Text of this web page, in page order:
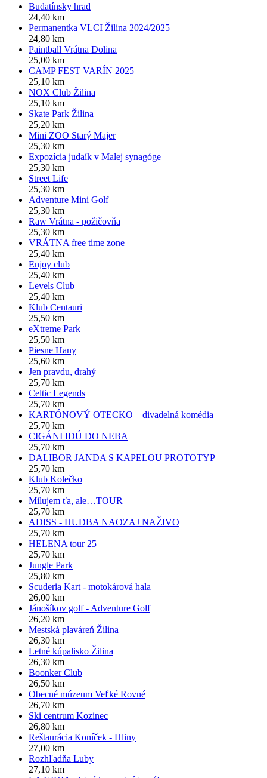
Budatínsky hrad
24,40 km
Permanentka VLCI Žilina 2024/2025
24,80 km
Paintball Vrátna Dolina
25,00 km
CAMP FEST VARÍN 2025
25,10 km
NOX Club Žilina
25,10 km
Skate Park Žilina
25,20 km
Mini ZOO Starý Majer
25,30 km
Expozícia judaík v Malej synagóge
25,30 km
Street Life
25,30 km
Adventure Mini Golf
25,30 km
Raw Vrátna - požičovňa
25,30 km
VRÁTNA free time zone
25,40 km
Enjoy club
25,40 km
Levels Club
25,40 km
Klub Centauri
25,50 km
eXtreme Park
25,50 km
Piesne Hany
25,60 km
Jen pravdu, drahý
25,70 km
Celtic Legends
25,70 km
KARTÓNOVÝ OTECKO – divadelná komédia
25,70 km
CIGÁNI IDÚ DO NEBA
25,70 km
DALIBOR JANDA S KAPELOU PROTOTYP
25,70 km
Klub Kolečko
25,70 km
Milujem ťa, ale…TOUR
25,70 km
ADISS - HUDBA NAOZAJ NAŽIVO
25,70 km
HELENA tour 25
25,70 km
Jungle Park
25,80 km
Scuderia Kart - motokárová hala
26,00 km
Jánošíkov golf - Adventure Golf
26,20 km
Mestská plaváreň Žilina
26,30 km
Letné kúpalisko Žilina
26,30 km
Boonker Club
26,50 km
Obecné múzeum Veľké Rovné
26,70 km
Ski centrum Kozinec
26,80 km
Reštaurácia Koníček - Hliny
27,00 km
Rozhľadňa Luby
27,10 km